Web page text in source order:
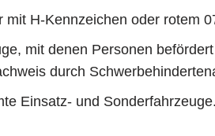
mit H-Kennzeichen oder rotem
mit denen Personen
durch
Einsatz- und Sonderfahrzeuge.